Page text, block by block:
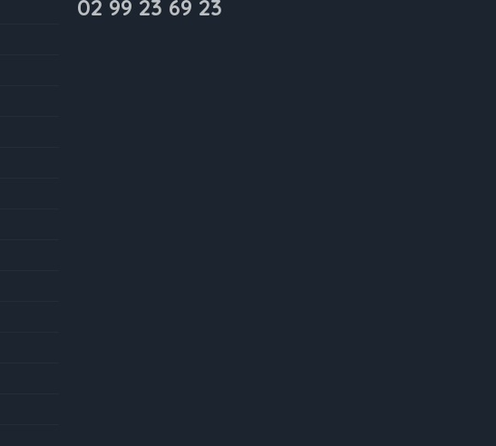
02 99 23 69 23